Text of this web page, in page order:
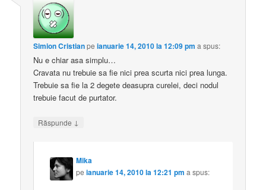
Simion Cristianpeianuarie 14, 2010 la 12:09 pm a spus:
Nu e chiar asa simplu…
Cravata nu trebuie sa fie nici prea scurta nici prea lunga.
Trebuie sa fie la 2 degete deasupra curelei, deci nodul
trebuie facut de purtator.
Răspunde ↓
Mika
peianuarie 14, 2010 la 12:21 pm a spus: